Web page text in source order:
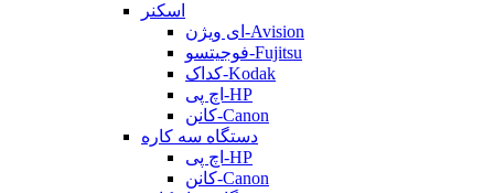
اسکنر
ای ویژن-Avision
فوجیتسو-Fujitsu
کداک-Kodak
اچ پی-HP
کانن-Canon
دستگاه سه کاره
اچ پی-HP
کانن-Canon